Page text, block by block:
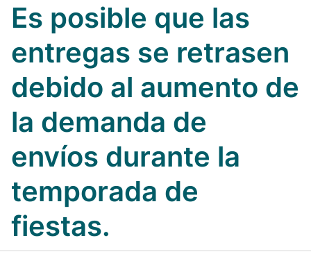
Es posible que las
entregas se retrasen
debido al aumento de
la demanda de
envíos durante la
temporada de
fiestas.